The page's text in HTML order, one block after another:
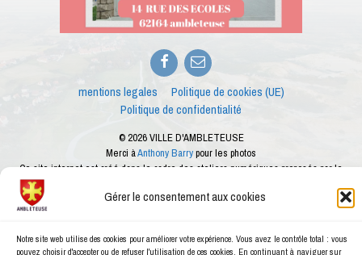
Gérer le consentement aux cookies
Notre site web utilise des cookies pour améliorer votre expérience. Vous avez le contrôle total : vous
pouvez choisir d'accepter ou de refuser l'utilisation de ces cookies. En continuant à naviguer sur
Facebook
E-
mail
mentions legales
Politique de cookies (UE)
Politique de confidentialité
© 2026 VILLE D'AMBLETEUSE
Merci àAnthony Barrypour les photos
Ce site internet est créé dans le cadre des ateliers numériques proposés par le